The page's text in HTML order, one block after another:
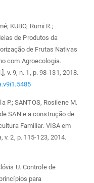
KUBO, Rumi R.;
de Produtos da
de Frutas Nativas
com Agroecologia.
v. 9, n. 1, p. 98-131, 2018.
P.; SANTOS, Rosilene M.
SAN e a construção de
Familiar. VISA em
v. 2, p. 115-123, 2014.
U. Controle de
para